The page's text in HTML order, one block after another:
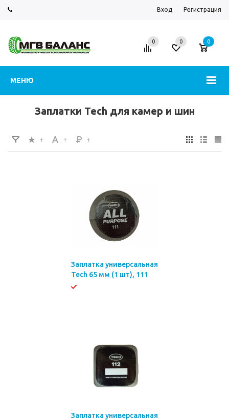
Вход Регистрация
МЕНЮ
0 0 0
Заплатки Tech для камер и шин
Заплатка универсальная
Tech 65 мм (1 шт), 111
Заплатка универсальная